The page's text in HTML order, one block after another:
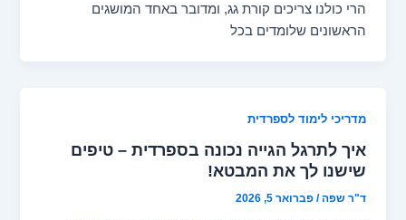
הרי כולנו צריכים קורת גג, ומדובר באחד המושגים
הראשונים שלומדים בכל
מדריכי לימוד לספרדית
איך לתרגל הגייה נכונה בספרדית – טיפים
שישנו לך את המבטא!
ד"ר שפה/פברואר 5, 2026